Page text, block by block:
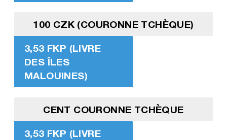
100 CZK (COURONNE TCHÈQUE)
3,53 FKP (LIVRE
DES ÎLES
MALOUINES)
CENT COURONNE TCHÈQUE
3,53 FKP (LIVRE